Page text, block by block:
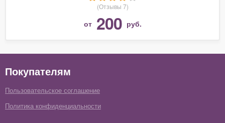
(Отзывы 7)
от 200 руб.
Покупателям
Пользовательское соглашение
Политика конфиденциальности